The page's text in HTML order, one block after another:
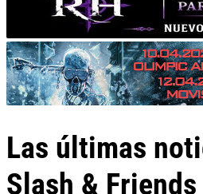
Las últimas
Slash & Friends